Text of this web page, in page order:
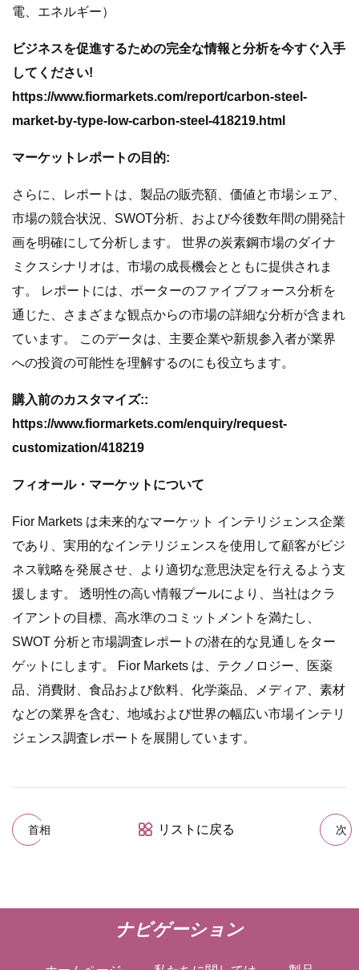
電、エネルギー）
ビジネスを促進するための完全な情報と分析を今すぐ入手
してください!
https://www.fiormarkets.com/report/carbon-steel-
market-by-type-low-carbon-steel-418219.html
マーケットレポートの目的:
さらに、レポートは、製品の販売額、価値と市場シェア、
市場の競合状況、SWOT分析、および今後数年間の開発計
画を明確にして分析します。 世界の炭素鋼市場のダイナ
ミクスシナリオは、市場の成長機会とともに提供されま
す。 レポートには、ポーターのファイブフォース分析を
通じた、さまざまな観点からの市場の詳細な分析が含まれ
ています。 このデータは、主要企業や新規参入者が業界
への投資の可能性を理解するのにも役立ちます。
購入前のカスタマイズ::
https://www.fiormarkets.com/enquiry/request-
customization/418219
フィオール・マーケットについて
Fior Markets は未来的なマーケット インテリジェンス企業
であり、実用的なインテリジェンスを使用して顧客がビジ
ネス戦略を発展させ、より適切な意思決定を行えるよう支
援します。 透明性の高い情報プールにより、当社はクラ
イアントの目標、高水準のコミットメントを満たし、
SWOT 分析と市場調査レポートの潜在的な見通しをター
ゲットにします。 Fior Markets は、テクノロジー、医薬
品、消費財、食品および飲料、化学薬品、メディア、素材
などの業界を含む、地域および世界の幅広い市場インテリ
ジェンス調査レポートを展開しています。
首相 リストに戻る 次
ナビゲーション